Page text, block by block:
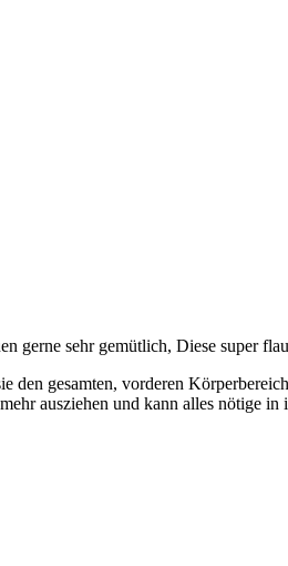
gerne sehr gemütlich, Diese super
den gesamten, vorderen
ausziehen und kann alles nötige